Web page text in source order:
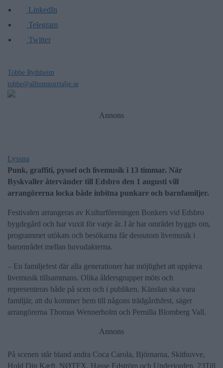
LinkedIn
Telegram
Twitter
Tobbe Rydsheim
tobbe@alltomnorrtalje.se
Annons
Lyssna
Punk, graffiti, pyssel och livemusik i 13 timmar. När
Byskvaller återvänder till Edsbro den 1 augusti vill
arrangörerna locka både inbitna punkare och barnfamiljer.
Festivalen arrangeras av Kulturföreningen Bonkers vid Edsbro
bygdegård och har vuxit för varje år. I år har området byggts om,
programmet utökats och besökarna får dessutom livemusik i
barområdet mellan huvudakterna.
– En familjefest där alla generationer har möjlighet att uppleva
livemusik tillsammans. Olika åldersgrupper möts och
representeras både på scen och i publiken. Känslan ska vara
familjär, att du kommer hem till någons trädgårdsfest, säger
arrangörerna Thomas Wennerholm och Pernilla Blomberg Vall.
Annons
På scenen står bland andra Coca Carola, Björnarna, Skithuvve,
Hold Din Kæft, NØTFX, Hasse Edström och Underjorden, 23Till